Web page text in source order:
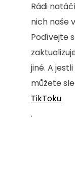
Rádi
nich naše
Podívejte
jiné. A
můžete
TikToku
.